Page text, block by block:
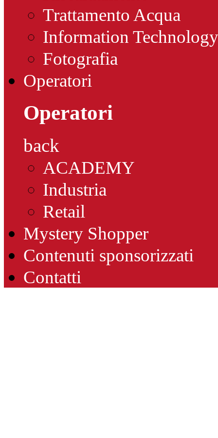
Trattamento Acqua
Information Technology
Fotografia
Operatori
Operatori
back
ACADEMY
Industria
Retail
Mystery Shopper
Contenuti sponsorizzati
Contatti